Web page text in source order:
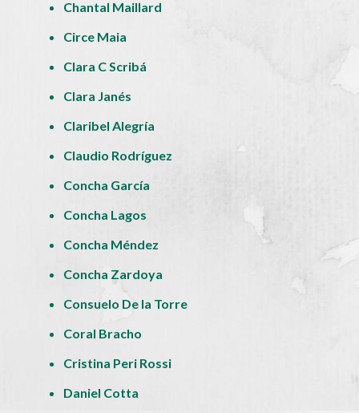
Chantal Maillard
Circe Maia
Clara C Scribá
Clara Janés
Claribel Alegría
Claudio Rodríguez
Concha García
Concha Lagos
Concha Méndez
Concha Zardoya
Consuelo De la Torre
Coral Bracho
Cristina Peri Rossi
Daniel Cotta